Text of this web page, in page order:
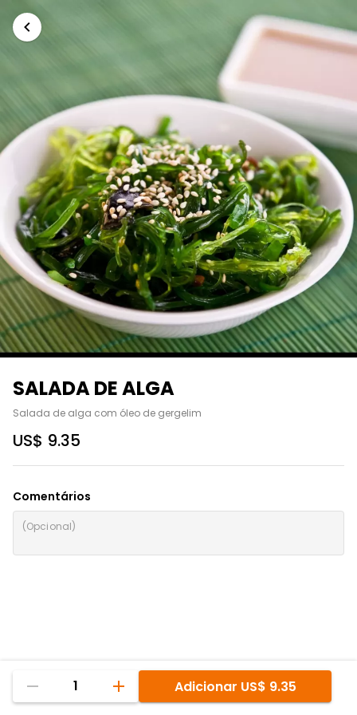
SALADA DE ALGA
Salada de alga com óleo de gergelim
US$ 9.35
Comentários
1 Adicionar US$ 9.35